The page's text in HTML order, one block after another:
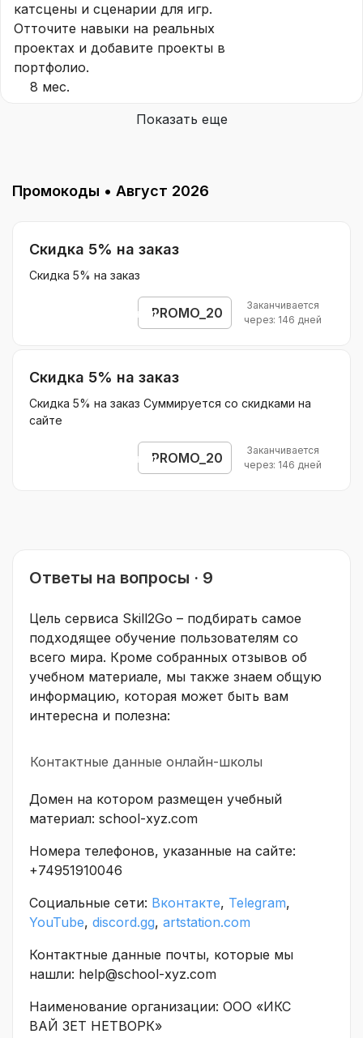
катсцены и сценарии для игр.
Отточите навыки на реальных
проектах и добавите проекты в
портфолио.
8 мес.
Показать еще
Промокоды • Август 2026
​Скидка 5% на заказ
Скидка 5% на заказ
PROMO_20
Открыть промокод
Заканчивается
через: 146 дней
Скидка 5% на заказ
Скидка 5% на заказ Суммируется со скидками на
сайте
PROMO_20
Открыть промокод
Заканчивается
через: 146 дней
Ответы на вопросы · 9
Цель сервиса Skill2Go – подбирать самое
подходящее обучение пользователям со
всего мира. Кроме собранных отзывов об
учебном материале, мы также знаем общую
информацию, которая может быть вам
интересна и полезна:
Контактные данные онлайн-школы
Домен на котором размещен учебный
материал: school-xyz.com
Номера телефонов, указанные на сайте:
+74951910046
Социальные сети: Вконтакте, Telegram,
YouTube, discord.gg, artstation.com
Контактные данные почты, которые мы
нашли: help@school-xyz.com
Наименование организации: ООО «ИКС
ВАЙ ЗЕТ НЕТВОРК»